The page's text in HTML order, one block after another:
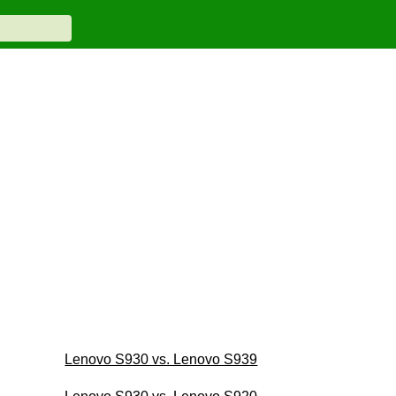
Lenovo S930 vs. Lenovo S939